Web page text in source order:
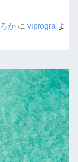
かに viprogra よ